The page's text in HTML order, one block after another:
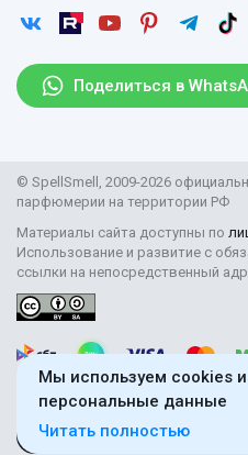
Мы используем cookies
персональные данные
Читать полностью
Поделиться в
Статьи
Рассылка
Пользовательское соглашение
Защита персональных данных
Правила продажи товаров
Поставщикам
© SpellSmell, 2009-2026
парфюмерии на территории РФ
Материалы сайта доступны по
Использование и развитие с
ссылки на непосредственный
18+